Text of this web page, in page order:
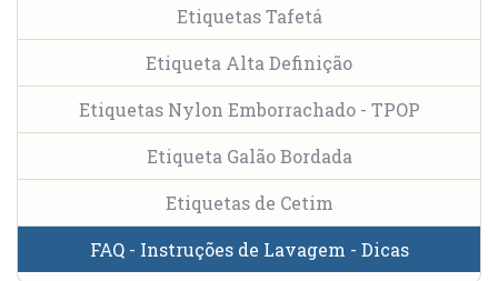
Etiquetas Tafetá
Etiqueta Alta Definição
Etiquetas Nylon Emborrachado - TPOP
Etiqueta Galão Bordada
Etiquetas de Cetim
FAQ - Instruções de Lavagem - Dicas